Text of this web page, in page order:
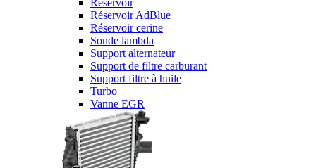
Réservoir
Réservoir AdBlue
Réservoir cerine
Sonde lambda
Support alternateur
Support de filtre carburant
Support filtre à huile
Turbo
Vanne EGR